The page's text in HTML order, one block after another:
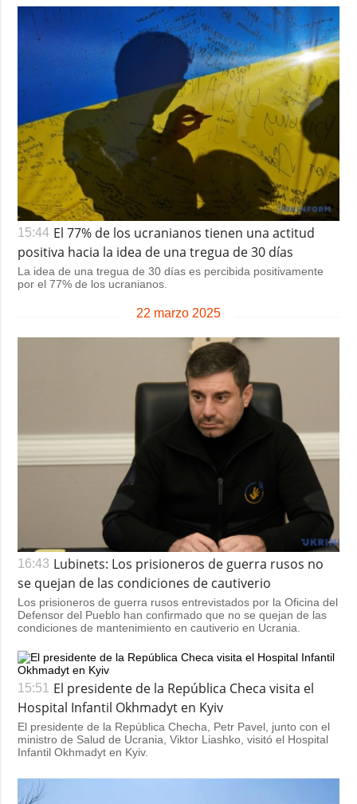
15:44 El 77% de los ucranianos tienen una actitud
positiva hacia la idea de una tregua de 30 días
La idea de una tregua de 30 días es percibida positivamente
por el 77% de los ucranianos.
22 marzo 2025
16:43 Lubinets: Los prisioneros de guerra rusos no
se quejan de las condiciones de cautiverio
Los prisioneros de guerra rusos entrevistados por la Oficina del
Defensor del Pueblo han confirmado que no se quejan de las
condiciones de mantenimiento en cautiverio en Ucrania.
15:51
El presidente de la República Checa visita el
Hospital Infantil Okhmadyt en Kyiv
El presidente de la República Checha, Petr Pavel, junto con el
ministro de Salud de Ucrania, Viktor Liashko, visitó el Hospital
Infantil Okhmadyt en Kyiv.